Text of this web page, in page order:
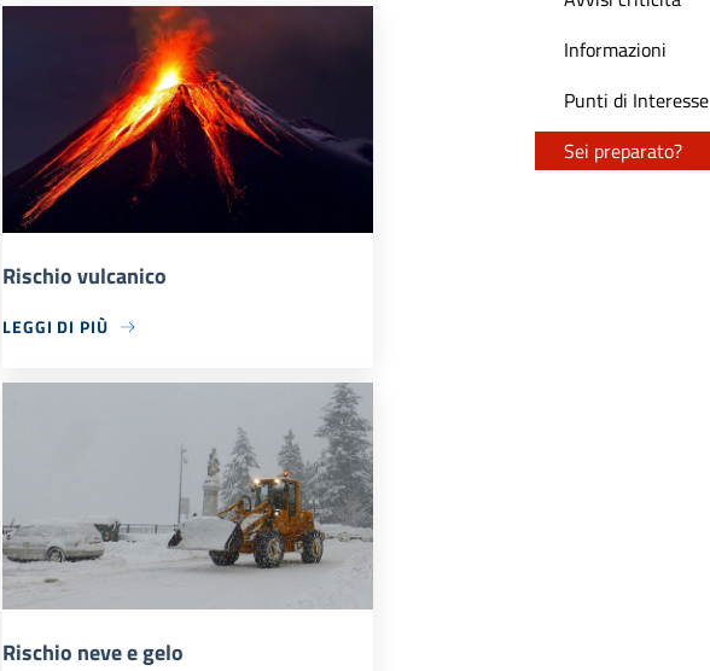
Rischio vulcanico
LEGGI DI PIÙ
Rischio neve e gelo
Informazioni
Punti di Interesse
Sei preparato?